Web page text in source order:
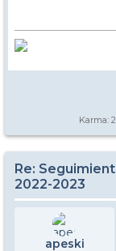
Karma:
Re:
2022-2023
apeski